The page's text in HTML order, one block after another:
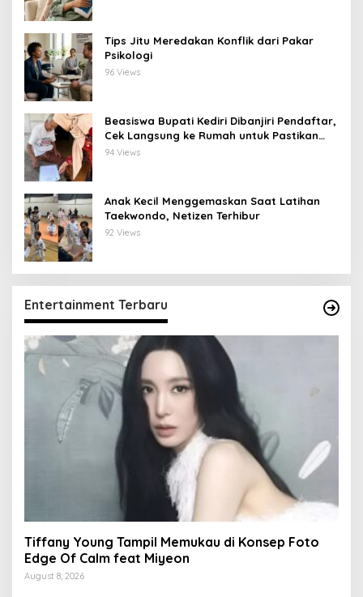
Tips Jitu Meredakan Konflik dari Pakar
Psikologi
96 Views
Beasiswa Bupati Kediri Dibanjiri Pendaftar,
Cek Langsung ke Rumah untuk Pastikan
Tepat Sasaran
94 Views
Anak Kecil Menggemaskan Saat Latihan
Taekwondo, Netizen Terhibur
92 Views
Entertainment Terbaru
Tiffany Young Tampil Memukau di Konsep Foto
Edge Of Calm feat Miyeon
August 8, 2026